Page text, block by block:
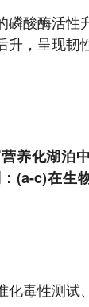
磷酸酶活性
，呈现韧
养化湖泊
(a-c)在生
化毒性测试